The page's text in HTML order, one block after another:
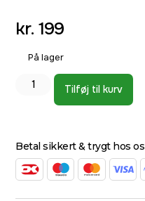
kr. 199
På lager
Tilføj til kurv
Betal sikkert & trygt hos os